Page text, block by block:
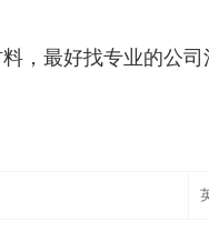
，最好找专业的公